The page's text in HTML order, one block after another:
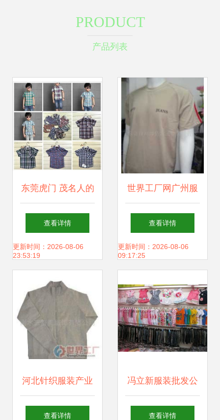
PRODUCT
产品列表
东莞虎门 茂名人的
服装尾货批发地摊
江湖
查看详情
更新时间：2026-08-06
23:53:19
世界工厂网广州服
装批发 T恤、牛仔
与韩版服装的采购
查看详情
更新时间：2026-08-06
09:17:25
河北针织服装产业
从帽衫、卫衣到男
查看详情
冯立新服装批发公
司简介
查看详情